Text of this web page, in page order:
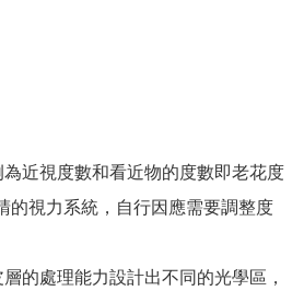
近視度數和看近物的度數即老花度
的視力系統，自行因應需要調整度
處理能力設計出不同的光學區，